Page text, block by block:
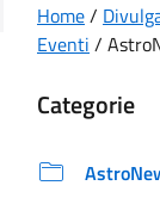
Home/
Eventi /
Categorie